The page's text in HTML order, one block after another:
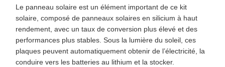
Le panneau solaire est un élément important de ce kit
solaire, composé de panneaux solaires en silicium à haut
rendement, avec un taux de conversion plus élevé et des
performances plus stables. Sous la lumière du soleil, ces
plaques peuvent automatiquement obtenir de l’électricité, la
conduire vers les batteries au lithium et la stocker.